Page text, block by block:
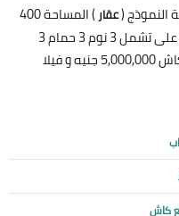
النموذج (عقار
) المساحة 400
بحري تطل على تشمل 3 نوم 3 حمام 3
بلكونة تشطيب خاص إستلام فوري للبيع كاش 5,000,000 جنيه و فيلا
كاش